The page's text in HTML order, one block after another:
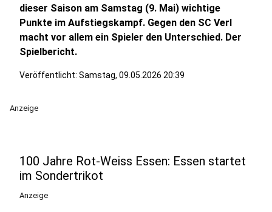
dieser Saison am Samstag (9. Mai) wichtige
Punkte im Aufstiegskampf. Gegen den SC Verl
macht vor allem ein Spieler den Unterschied. Der
Spielbericht.
Veröffentlicht: Samstag, 09.05.2026 20:39
Anzeige
100 Jahre Rot-Weiss Essen: Essen startet
im Sondertrikot
Anzeige